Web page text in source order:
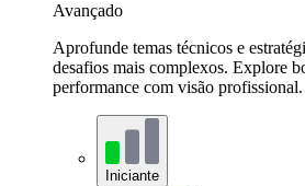
Avançado
Aprofunde temas técnicos e
desafios mais complexos. Explore
performance com visão profissional.
Iniciante